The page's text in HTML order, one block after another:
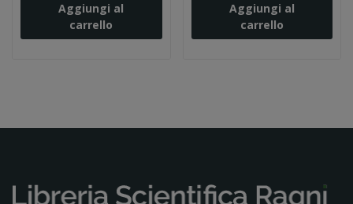
Aggiungi al
carrello
Aggiungi al
carrello